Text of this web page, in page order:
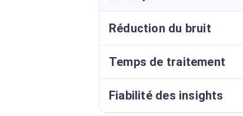
Réduction du bruit
Temps de traitement
Fiabilité des insights